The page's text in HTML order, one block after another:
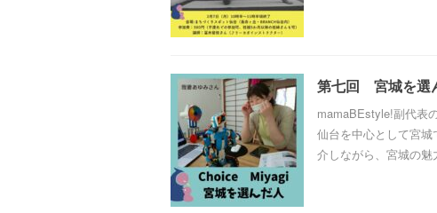
第七回 宮城を選
mamaBEstyle!副代表
仙台を中心として宮
介しながら、宮城の